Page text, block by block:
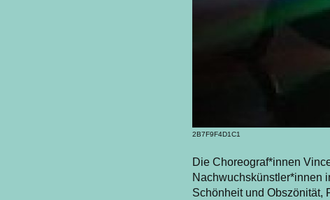
2B7F9F4D1C1
Die Choreograf*innen
Nachwuchskünstler*innen
Schönheit und Obszönität,